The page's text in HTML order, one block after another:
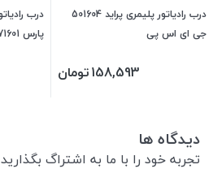
درب رادیاتور پلیمری پراید 501604
جی ای اس پی
158,593تومان
پارس 471601 جی ای اس پی
دیدگاه ها
تجربه خود را با ما به اشتراگ بگذارید